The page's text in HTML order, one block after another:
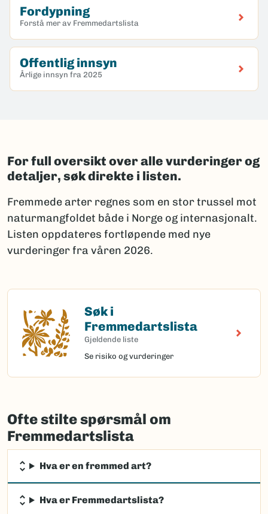
Fordypning
Forstå mer av Fremmedartslista
Offentlig innsyn
Årlige innsyn fra 2025
For full oversikt over alle vurderinger og
detaljer, søk direkte i listen.
Fremmede arter regnes som en stor trussel mot
naturmangfoldet både i Norge og internasjonalt.
Listen oppdateres fortløpende med nye
vurderinger fra våren 2026.
Søk i
Fremmedartslista
Gjeldende liste
Se risiko og vurderinger
Søk i Fremmedartslista
Ofte stilte spørsmål om
Fremmedartslista
Hva er en fremmed art?
Hva er Fremmedartslista?